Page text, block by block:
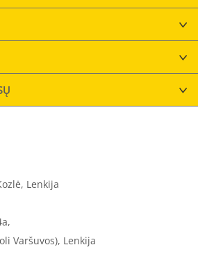
Lenkija
Varšuvos), Lenkija